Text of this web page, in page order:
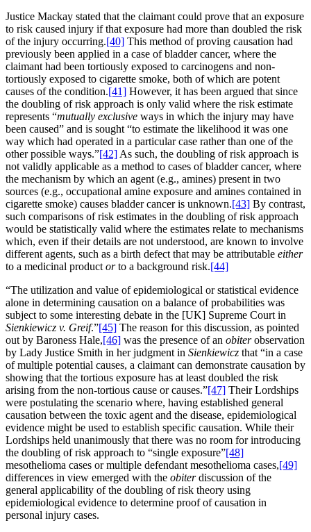
Justice Mackay stated that the claimant could prove that an exposure
to risk caused injury if that exposure had more than doubled the risk
of the injury occurring.[40] This method of proving causation had
previously been applied in a case of bladder cancer, where the
claimant had been tortiously exposed to carcinogens and non-
tortiously exposed to cigarette smoke, both of which are potent
causes of the condition.[41] However, it has been argued that since
the doubling of risk approach is only valid where the risk estimate
represents “mutually exclusive ways in which the injury may have
been caused” and is sought “to estimate the likelihood it was one
way which had operated in a particular case rather than one of the
other possible ways.”[42] As such, the doubling of risk approach is
not validly applicable as a method to cases of bladder cancer, where
the mechanism by which an agent (e.g., amines) present in two
sources (e.g., occupational amine exposure and amines contained in
cigarette smoke) causes bladder cancer is unknown.[43] By contrast,
such comparisons of risk estimates in the doubling of risk approach
would be statistically valid where the estimates relate to mechanisms
which, even if their details are not understood, are known to involve
different agents, such as a birth defect that may be attributable either
to a medicinal product orto a background risk.[44]
“The utilization and value of epidemiological or statistical evidence
alone in determining causation on a balance of probabilities was
subject to some interesting debate in the [UK] Supreme Court in
Sienkiewicz v. Greif.”[45] The reason for this discussion, as pointed
out by Baroness Hale,[46] was the presence of an obiterobservation
by Lady Justice Smith in her judgment in Sienkiewicz that “in a case
of multiple potential causes, a claimant can demonstrate causation by
showing that the tortious exposure has at least doubled the risk
arising from the non-tortious cause or causes.”[47] Their Lordships
were postulating the scenario where, having established general
causation between the toxic agent and the disease, epidemiological
evidence might be used to establish specific causation. While their
Lordships held unanimously that there was no room for introducing
the doubling of risk approach to “single exposure”[48]
mesothelioma cases or multiple defendant mesothelioma cases,[49]
differences in view emerged with the obiterdiscussion of the
general applicability of the doubling of risk theory using
epidemiological evidence to determine proof of causation in
personal injury cases.